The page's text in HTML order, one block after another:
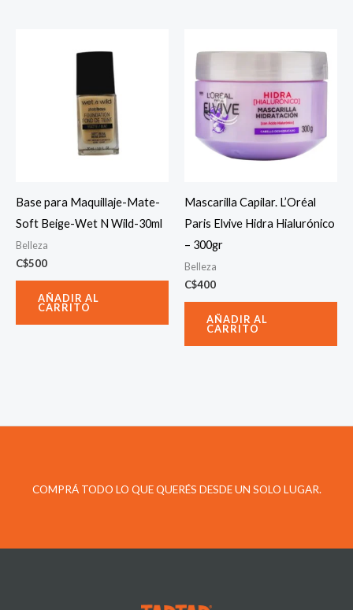
Base para Maquillaje-Mate-
Soft Beige-Wet N Wild-30ml
Belleza
C$500
AÑADIR AL
CARRITO
Mascarilla Capilar. L’Oréal
Paris Elvive Hidra Hialurónico
– 300gr
Belleza
C$400
AÑADIR AL
CARRITO
COMPRÁ TODO LO QUE QUERÉS DESDE UN SOLO LUGAR.